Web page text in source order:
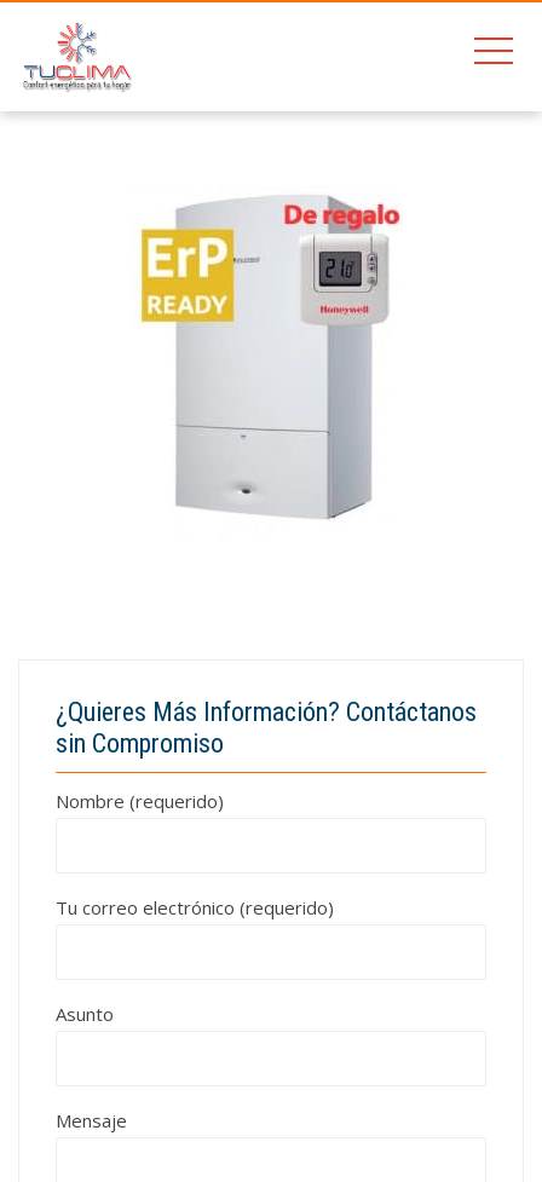
¿Quieres Más Información? Contáctanos
sin Compromiso
Nombre (requerido)
Tu correo electrónico (requerido)
Asunto
Mensaje